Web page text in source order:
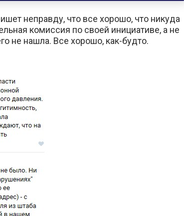
неправду, что все хорошо, что никуда
комиссия по своей инициативе, а не
не нашла. Все хорошо, как-будто.